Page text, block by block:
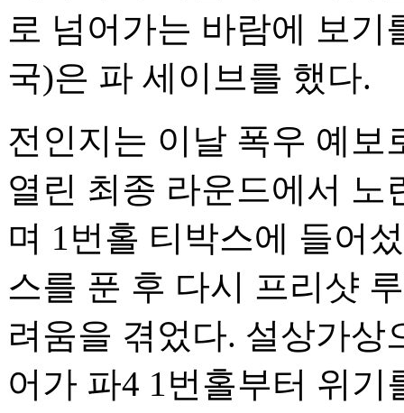
로 넘어가는 바람에 보기
국)은 파 세이브를 했다.
전인지는 이날 폭우 예보
열린 최종 라운드에서 노
며 1번홀 티박스에 들어
스를 푼 후 다시 프리샷
려움을 겪었다. 설상가
어가 파4 1번홀부터 위기